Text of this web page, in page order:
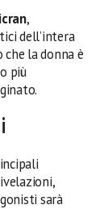
,
dell’intera
la donna è
più
sarà